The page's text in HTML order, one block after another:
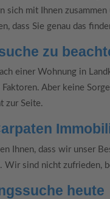
mit Ihnen
dass Sie genau das
zu
einer Wohnung in
Aber keine
zur Seite.
Ihnen, dass wir unser
sind nicht zufrieden,
heute